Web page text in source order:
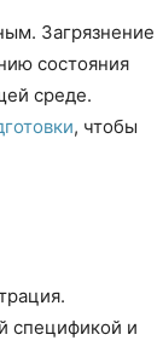
Загрязнение
состояния
среде.
, чтобы
спецификой и